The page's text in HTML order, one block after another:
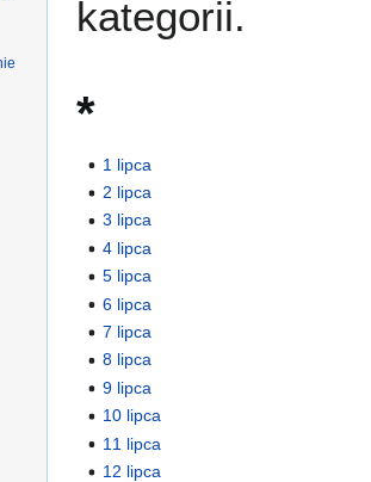
kategorii.
*
1 lipca
2 lipca
3 lipca
4 lipca
5 lipca
6 lipca
7 lipca
8 lipca
9 lipca
10 lipca
11 lipca
12 lipca